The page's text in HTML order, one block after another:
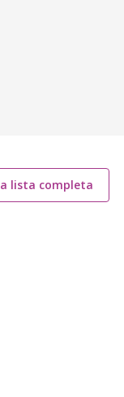
lista completa